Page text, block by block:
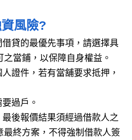
風險?
貸的最優先事項，請選擇具
當鋪，以保障自身權益。
證件，若有當舖要求抵押，
過戶。
後報價結果須經過借款人之
最終方案，不得強制借款人簽